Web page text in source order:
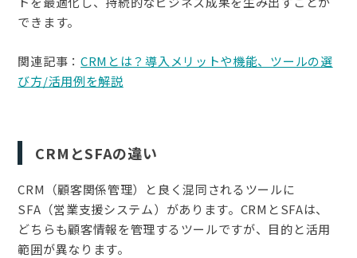
できます。
関連記事： CRMとは？導入メリットや機能、ツールの選
び方/活用例を解説
CRMとSFAの違い
CRM（顧客関係管理）と良く混同されるツールに
SFA（営業支援システム）があります。CRMとSFAは、
どちらも顧客情報を管理するツールですが、目的と活用
範囲が異なります。